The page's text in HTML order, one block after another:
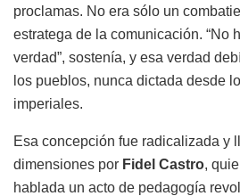
proclamas. No era sólo un
estratega de la comunicación. “No
verdad”, sostenía, y esa verdad
los pueblos, nunca dictada desde
imperiales.
Esa concepción fue radicalizada y
dimensiones por Fidel Castro,
hablada un acto de pedagogía